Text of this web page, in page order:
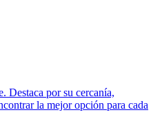
Destaca por su cercanía,
la mejor opción para cada